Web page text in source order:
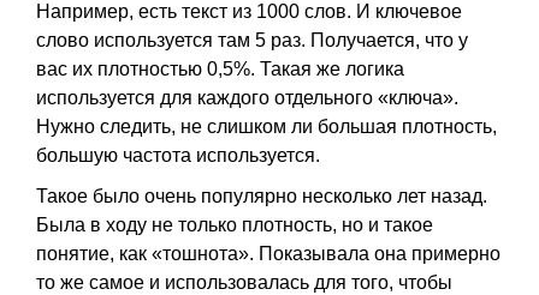
Например, есть текст из 1000 слов. И ключевое
слово используется там 5 раз. Получается, что у
вас их плотностью 0,5%. Такая же логика
используется для каждого отдельного «ключа».
Нужно следить, не слишком ли большая плотность,
большую частота используется.
Такое было очень популярно несколько лет назад.
Была в ходу не только плотность, но и такое
понятие, как «тошнота». Показывала она примерно
то же самое и использовалась для того, чтобы